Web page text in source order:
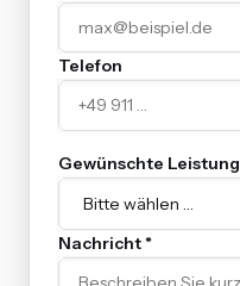
Telefon
Gewünschte Leistung
Nachricht *